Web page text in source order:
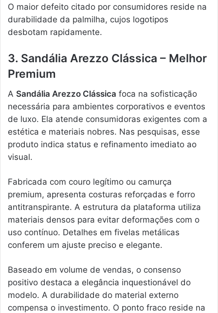
O maior defeito citado por consumidores reside na
durabilidade da palmilha, cujos logotipos
desbotam rapidamente.
3. Sandália Arezzo Clássica – Melhor
Premium
A Sandália Arezzo Clássica foca na sofisticação
necessária para ambientes corporativos e eventos
de luxo. Ela atende consumidoras exigentes com a
estética e materiais nobres. Nas pesquisas, esse
produto indica status e refinamento imediato ao
visual.
Fabricada com couro legítimo ou camurça
premium, apresenta costuras reforçadas e forro
antitranspirante. A estrutura da plataforma utiliza
materiais densos para evitar deformações com o
uso contínuo. Detalhes em fivelas metálicas
conferem um ajuste preciso e elegante.
Baseado em volume de vendas, o consenso
positivo destaca a elegância inquestionável do
modelo. A durabilidade do material externo
compensa o investimento. O ponto fraco reside na